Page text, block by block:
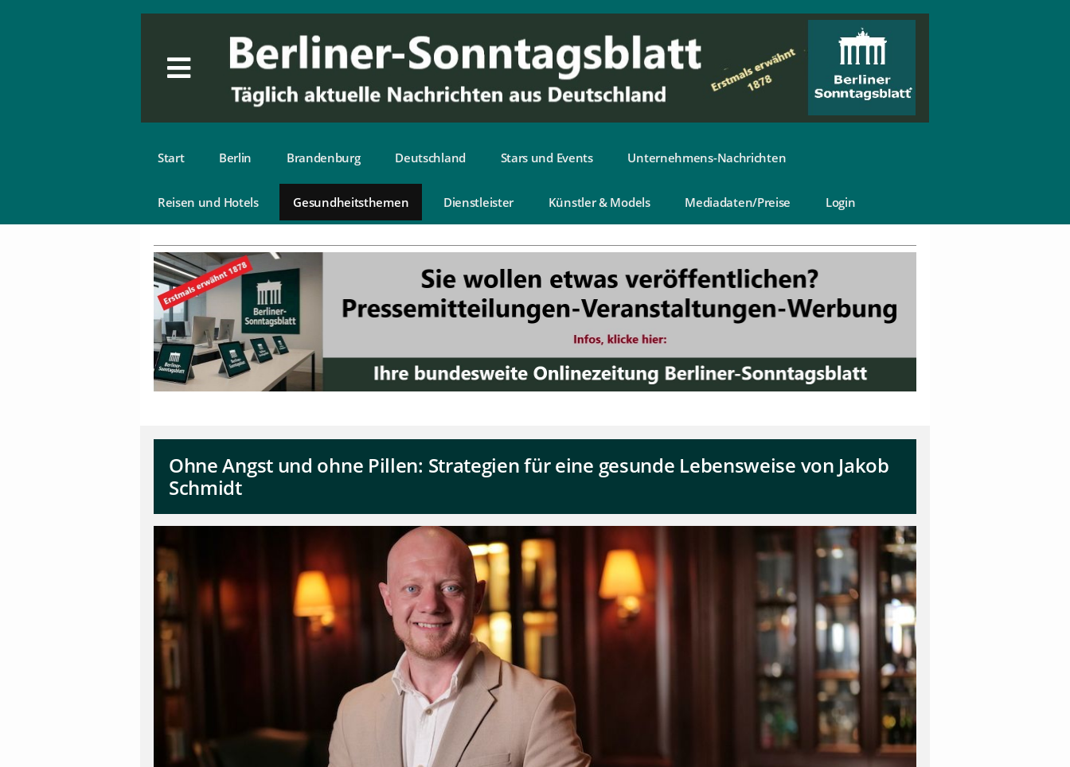
Start Berlin Brandenburg Deutschland Stars und Events Unternehmens-Nachrichten
Reisen und Hotels Gesundheitsthemen Dienstleister Künstler & Models Mediadaten/Preise Login
Ohne Angst und ohne Pillen: Strategien für eine gesunde Lebensweise von Jakob
Schmidt